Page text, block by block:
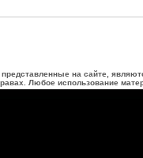
на сайте,
Любое использование